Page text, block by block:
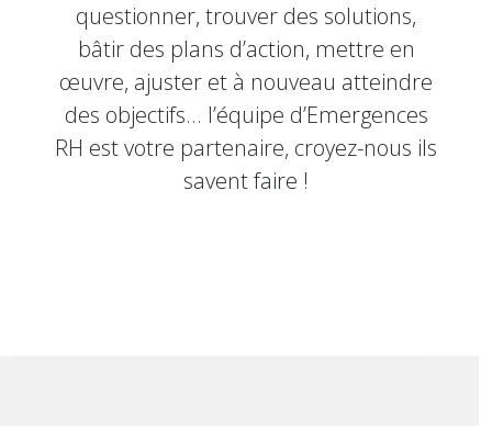
questionner, trouver des solutions,
bâtir des plans d’action, mettre en
œuvre, ajuster et à nouveau atteindre
des objectifs... l’équipe d’Emergences
RH est votre partenaire, croyez-nous ils
savent faire !